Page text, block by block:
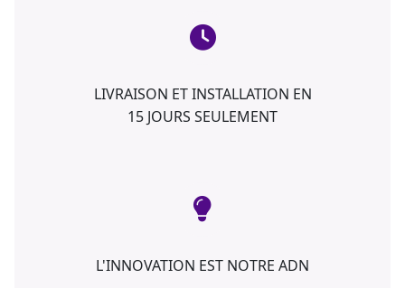
LIVRAISON ET INSTALLATION EN
15 JOURS SEULEMENT
L'INNOVATION EST NOTRE ADN